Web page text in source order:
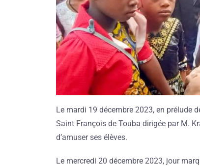
Le mardi 19 décembre 2023, en prélude
Saint François de Touba dirigée par M.
d’amuser ses élèves.
Le mercredi 20 décembre 2023, jour